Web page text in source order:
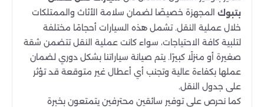
بتبوك المجهزة خصيصًا لضمان سلامة الأثاث والممتلكات
خلال عملية النقل. تشمل هذه السيارات أحجامًا مختلفة
لتلبية كافة الاحتياجات، سواء كانت عملية النقل تتضمن شقة
صغيرة أو منزلًا كبيرًا. يتم صيانة سياراتنا بشكل دوري لضمان
عملها بكفاءة عالية وتجنب أي أعطال غير متوقعة قد تؤثر
على جدول النقل.
كما نحرص على توفير سائقين محترفين يتمتعون بخبرة